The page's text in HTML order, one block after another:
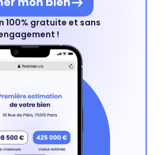
100% gratuite et sans
!